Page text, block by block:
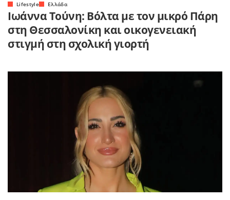
Lifestyle Ελλάδα
Ιωάννα Τούνη: Βόλτα με τον μικρό Πάρη
στη Θεσσαλονίκη και οικογενειακή
στιγμή στη σχολική γιορτή